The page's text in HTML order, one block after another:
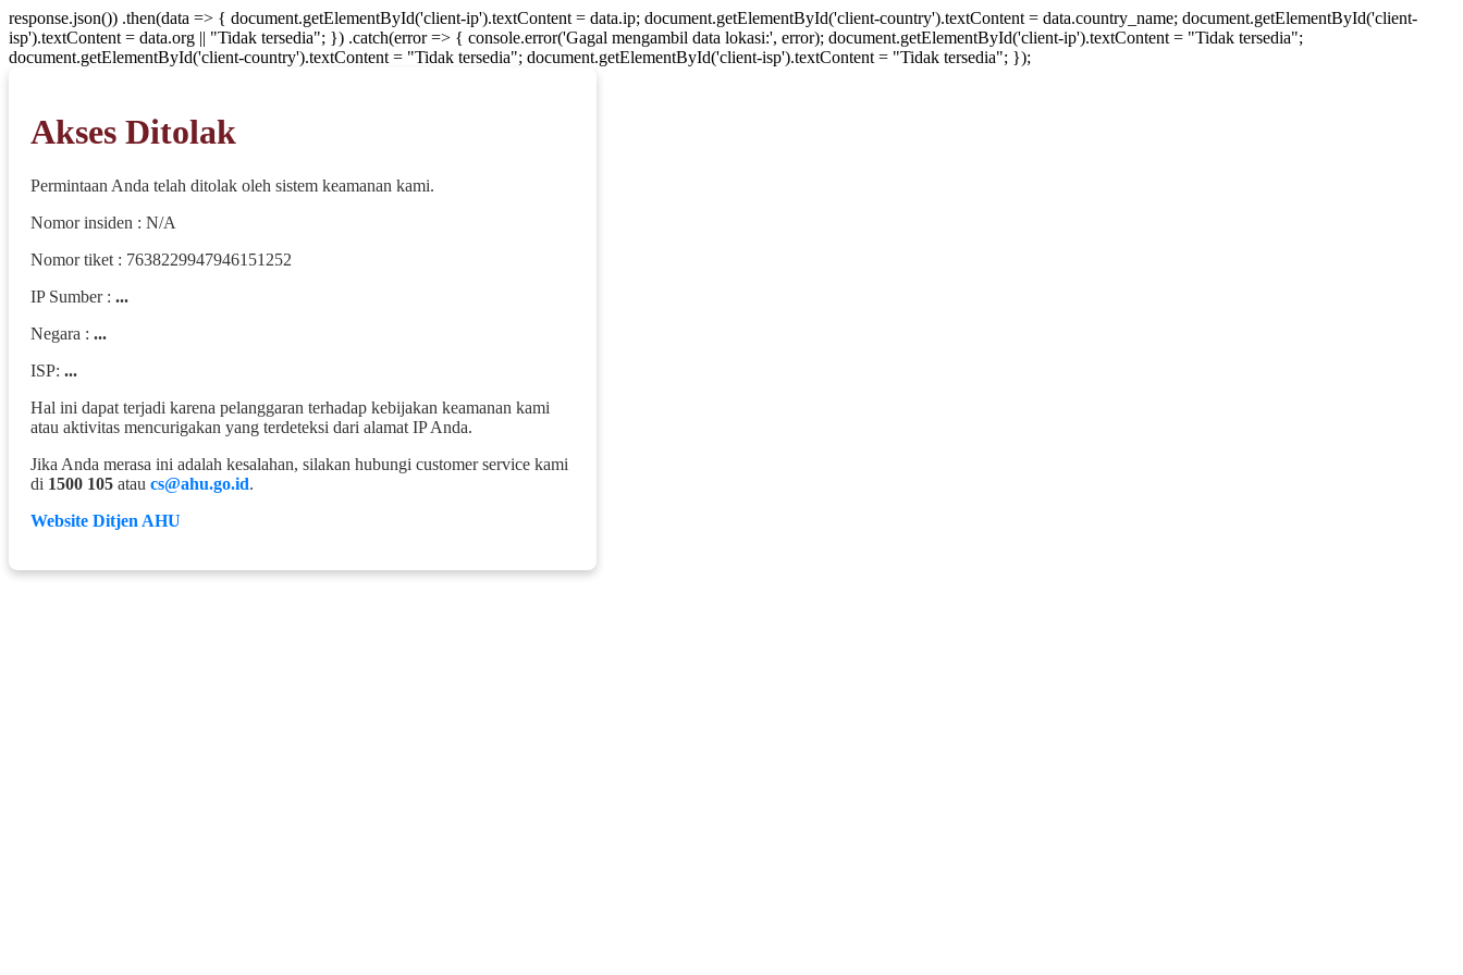
response.json()) .then(data => { document.getElementById('client-ip').textContent = data.ip; document.getElementById('client-country').textContent = data.country_name; document.getElementById('client-
isp').textContent = data.org || "Tidak tersedia"; }) .catch(error => { console.error('Gagal mengambil data lokasi:', error); document.getElementById('client-ip').textContent = "Tidak tersedia";
document.getElementById('client-country').textContent = "Tidak tersedia"; document.getElementById('client-isp').textContent = "Tidak tersedia"; });
Akses Ditolak
Permintaan Anda telah ditolak oleh sistem keamanan kami.
Nomor insiden : N/A
Nomor tiket : 7638229947946151252
IP Sumber : ...
Negara : ...
ISP: ...
Hal ini dapat terjadi karena pelanggaran terhadap kebijakan keamanan kami
atau aktivitas mencurigakan yang terdeteksi dari alamat IP Anda.
Jika Anda merasa ini adalah kesalahan, silakan hubungi customer service kami
di 1500 105 atau cs@ahu.go.id.
Website Ditjen AHU